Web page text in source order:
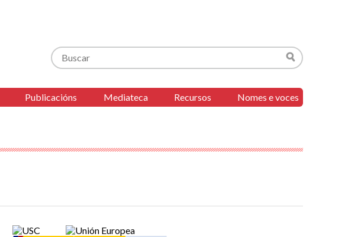
Buscar
Buscar
Publicacións Mediateca Recursos Nomes e voces